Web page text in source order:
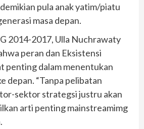
pula anak yatim/piatu
masa depan.
2014-2017, Ulla Nuchrawaty
peran dan Eksistensi
penting dalam menentukan
depan. “Tanpa pelibatan
sektor strategsi justru akan
arti penting mainstreamimg